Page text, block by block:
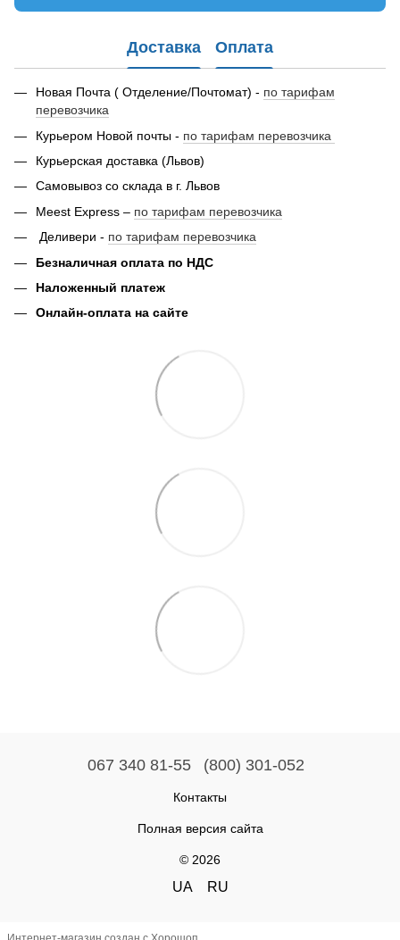
Доставка Оплата
Новая Почта ( Отделение/Почтомат) - по тарифам
перевозчика
Курьером Новой почты - по тарифам перевозчика
Курьерская доставка (Львов)
Самовывоз со склада в г. Львов
Meest Express – по тарифам перевозчика
Деливери - по тарифам перевозчика
Безналичная оплата по НДС
Наложенный платеж
Онлайн-оплата на сайте
067 340 81-55 (800) 301-052
Контакты
Полная версия сайта
© 2026
UA RU